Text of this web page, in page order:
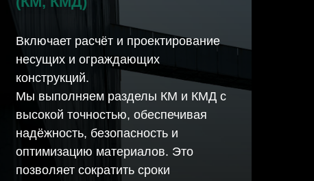
Включает расчёт и проектирование
несущих и ограждающих
конструкций.
Мы выполняем разделы КМ и КМД с
высокой точностью, обеспечивая
надёжность, безопасность и
оптимизацию материалов. Это
позволяет сократить сроки